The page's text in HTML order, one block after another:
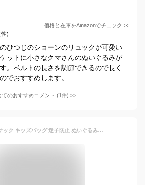
価格と在庫をAmazonでチェック >>
性)
ひつじのショーンのリュックが可愛い
ットに小さなクマさんのぬいぐるみが
。ベルトの長さを調節できるので長く
でおすすめします。
てのおすすめコメント (1件) >
子供リュックサック キッズバッグ 迷子防止 ぬいぐるみ付きリュック ギフト 送料無料